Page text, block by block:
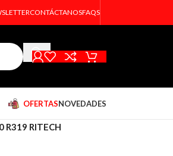
CONTÁCTANOSFAQS
OFERTASNOVEDADES
R319 RITECH